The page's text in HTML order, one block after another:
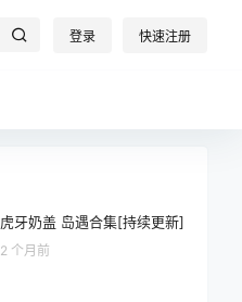
登录 快速注册
虎牙奶盖 岛遇合集[持续更新]
2 个月前